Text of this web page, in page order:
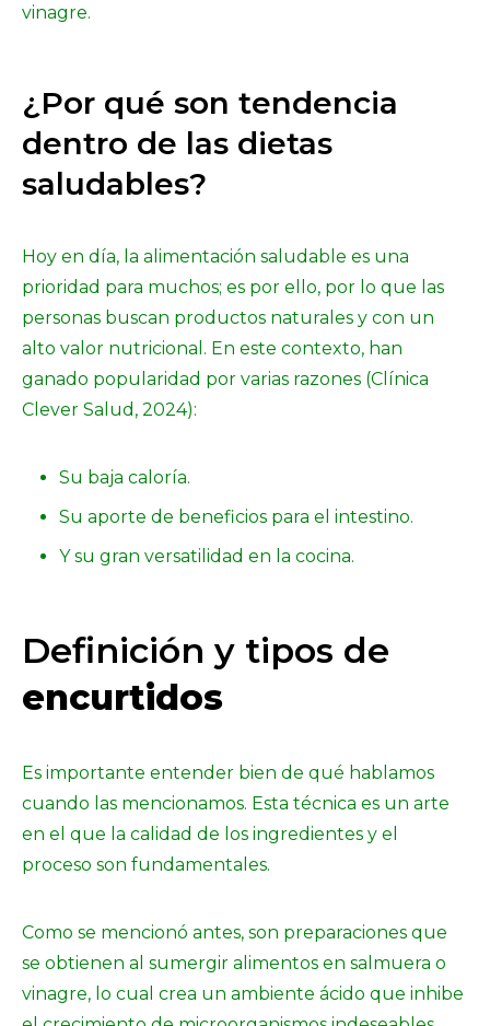
vinagre.
¿Por qué son tendencia
dentro de las dietas
saludables?
Hoy en día, la alimentación saludable es una
prioridad para muchos; es por ello, por lo que las
personas buscan productos naturales y con un
alto valor nutricional. En este contexto, han
ganado popularidad por varias razones (Clínica
Clever Salud, 2024):
Su baja caloría.
Su aporte de beneficios para el intestino.
Y su gran versatilidad en la cocina.
Definición y tipos de
encurtidos
Es importante entender bien de qué hablamos
cuando las mencionamos. Esta técnica es un arte
en el que la calidad de los ingredientes y el
proceso son fundamentales.
Como se mencionó antes, son preparaciones que
se obtienen al sumergir alimentos en salmuera o
vinagre, lo cual crea un ambiente ácido que inhibe